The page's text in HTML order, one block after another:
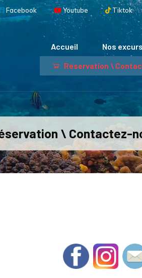
Facebook Youtube Tiktok
Main navigation
Accueil Nos
Réservation \
\ Contactez-